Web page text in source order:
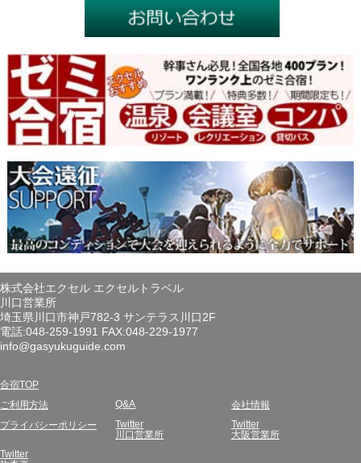
株式会社エクセル エクセルトラベル
川口営業所
埼玉県川口市神戸782-3 サンテラス川口2F
電話:048-259-1991 FAX:048-229-1977
info@gasyukuguide.com
合宿TOP
ご利用方法 Q&A 会社情報
プライバシーポリシー
Twitter
川口営業所
Twitter
大阪営業所
Twitter